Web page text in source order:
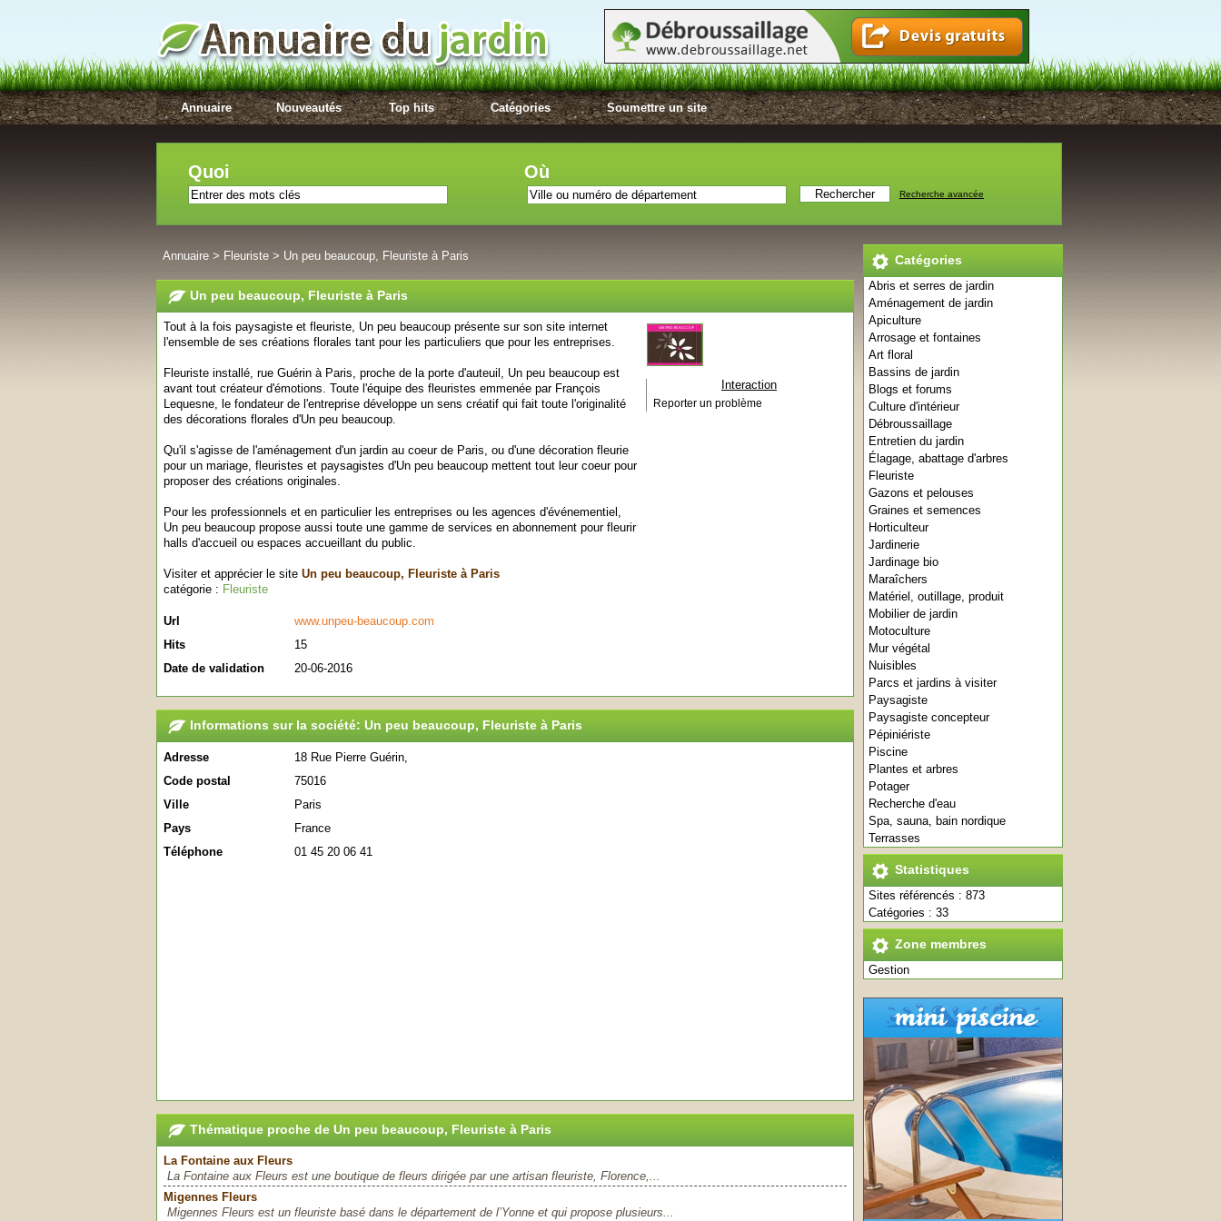
Annuaire Nouveautés Top hits Catégories Soumettre un site
Quoi Où
Recherche avancée
Catégories
Abris et serres de jardin
Aménagement de jardin
Apiculture
Arrosage et fontaines
Art floral
Bassins de jardin
Blogs et forums
Culture d'intérieur
Débroussaillage
Entretien du jardin
Élagage, abattage d'arbres
Fleuriste
Gazons et pelouses
Graines et semences
Horticulteur
Jardinerie
Jardinage bio
Maraîchers
Matériel, outillage, produit
Mobilier de jardin
Motoculture
Mur végétal
Nuisibles
Parcs et jardins à visiter
Paysagiste
Paysagiste concepteur
Pépiniériste
Piscine
Plantes et arbres
Potager
Recherche d'eau
Spa, sauna, bain nordique
Terrasses
Statistiques
Sites référencés : 873
Catégories : 33
Zone membres
Gestion
Annuaire > Fleuriste > Un peu beaucoup, Fleuriste à Paris
Un peu beaucoup, Fleuriste à Paris
Tout à la fois paysagiste et fleuriste, Un peu beaucoup présente sur son site internet
l'ensemble de ses créations florales tant pour les particuliers que pour les entreprises.
Fleuriste installé, rue Guérin à Paris, proche de la porte d'auteuil, Un peu beaucoup est
avant tout créateur d'émotions. Toute l'équipe des fleuristes emmenée par François
Lequesne, le fondateur de l'entreprise développe un sens créatif qui fait toute l'originalité
des décorations florales d'Un peu beaucoup.
Qu'il s'agisse de l'aménagement d'un jardin au coeur de Paris, ou d'une décoration fleurie
pour un mariage, fleuristes et paysagistes d'Un peu beaucoup mettent tout leur coeur pour
proposer des créations originales.
Pour les professionnels et en particulier les entreprises ou les agences d'événementiel,
Un peu beaucoup propose aussi toute une gamme de services en abonnement pour fleurir
halls d'accueil ou espaces accueillant du public.
Visiter et apprécier le site Un peu beaucoup, Fleuriste à Paris
catégorie : Fleuriste
Url
www.unpeu-beaucoup.com
Hits
15
Date de validation
20-06-2016
Interaction
Reporter un problème
Informations sur la société: Un peu beaucoup, Fleuriste à Paris
Adresse
18 Rue Pierre Guérin,
Code postal
75016
Ville
Paris
Pays
France
Téléphone
01 45 20 06 41
Thématique proche de Un peu beaucoup, Fleuriste à Paris
La Fontaine aux Fleurs
La Fontaine aux Fleurs est une boutique de fleurs dirigée par une artisan fleuriste, Florence,...
Migennes Fleurs
Migennes Fleurs est un fleuriste basé dans le département de l’Yonne et qui propose plusieurs...